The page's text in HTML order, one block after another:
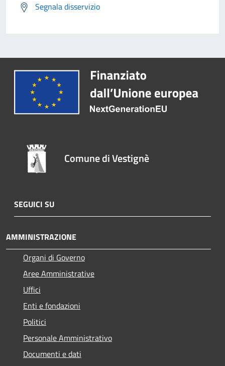
Segnala disservizio
Comune di Vestignè
SEGUICI SU
AMMINISTRAZIONE
Organi di Governo
Aree Amministrative
Uffici
Enti e fondazioni
Politici
Personale Amministrativo
Documenti e dati